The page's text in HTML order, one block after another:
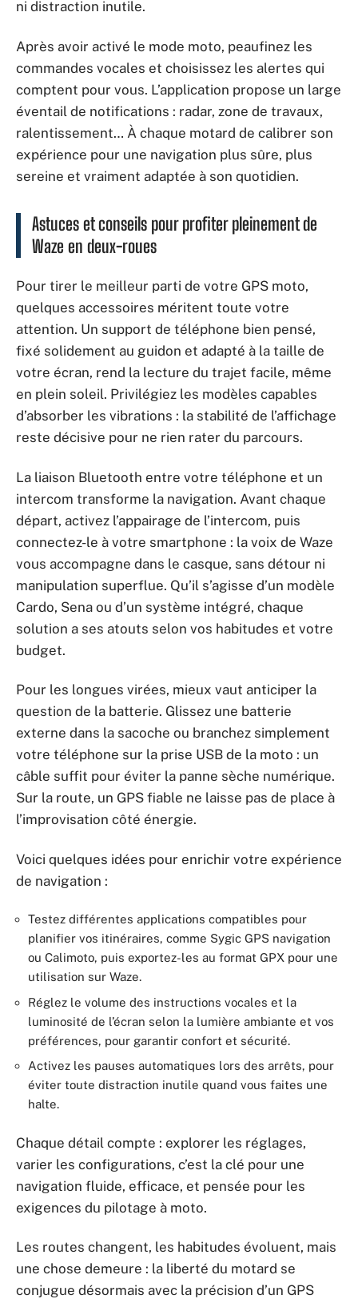
ni distraction inutile.
Après avoir activé le mode moto, peaufinez les
commandes vocales et choisissez les alertes qui
comptent pour vous. L’application propose un large
éventail de notifications : radar, zone de travaux,
ralentissement… À chaque motard de calibrer son
expérience pour une navigation plus sûre, plus
sereine et vraiment adaptée à son quotidien.
Astuces et conseils pour profiter pleinement de
Waze en deux-roues
Pour tirer le meilleur parti de votre GPS moto,
quelques accessoires méritent toute votre
attention. Un support de téléphone bien pensé,
fixé solidement au guidon et adapté à la taille de
votre écran, rend la lecture du trajet facile, même
en plein soleil. Privilégiez les modèles capables
d’absorber les vibrations : la stabilité de l’affichage
reste décisive pour ne rien rater du parcours.
La liaison Bluetooth entre votre téléphone et un
intercom transforme la navigation. Avant chaque
départ, activez l’appairage de l’intercom, puis
connectez-le à votre smartphone : la voix de Waze
vous accompagne dans le casque, sans détour ni
manipulation superflue. Qu’il s’agisse d’un modèle
Cardo, Sena ou d’un système intégré, chaque
solution a ses atouts selon vos habitudes et votre
budget.
Pour les longues virées, mieux vaut anticiper la
question de la batterie. Glissez une batterie
externe dans la sacoche ou branchez simplement
votre téléphone sur la prise USB de la moto : un
câble suffit pour éviter la panne sèche numérique.
Sur la route, un GPS fiable ne laisse pas de place à
l’improvisation côté énergie.
Voici quelques idées pour enrichir votre expérience
de navigation :
Testez différentes applications compatibles pour
planifier vos itinéraires, comme Sygic GPS navigation
ou Calimoto, puis exportez-les au format GPX pour une
utilisation sur Waze.
Réglez le volume des instructions vocales et la
luminosité de l’écran selon la lumière ambiante et vos
préférences, pour garantir confort et sécurité.
Activez les pauses automatiques lors des arrêts, pour
éviter toute distraction inutile quand vous faites une
halte.
Chaque détail compte : explorer les réglages,
varier les configurations, c’est la clé pour une
navigation fluide, efficace, et pensée pour les
exigences du pilotage à moto.
Les routes changent, les habitudes évoluent, mais
une chose demeure : la liberté du motard se
conjugue désormais avec la précision d’un GPS